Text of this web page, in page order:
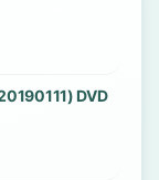
DVD